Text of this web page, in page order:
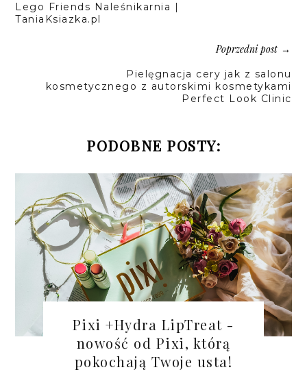
Lego Friends Naleśnikarnia |
TaniaKsiazka.pl
Poprzedni post→
Pielęgnacja cery jak z salonu
kosmetycznego z autorskimi kosmetykami
Perfect Look Clinic
PODOBNE POSTY:
Pixi +Hydra LipTreat -
nowość od Pixi, którą
pokochają Twoje usta!